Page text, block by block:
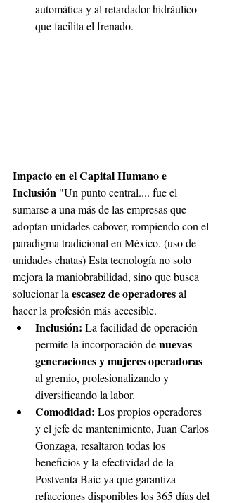
automática y al retardador hidráulico
que facilita el frenado.
Impacto en el Capital Humano e
Inclusión "Un punto central.... fue el
sumarse a una más de las empresas que
adoptan unidades cabover, rompiendo con el
paradigma tradicional en México. (uso de
unidades chatas) Esta tecnología no solo
mejora la maniobrabilidad, sino que busca
solucionar la escasez de operadores al
hacer la profesión más accesible.
Inclusión: La facilidad de operación
permite la incorporación de nuevas
generaciones y mujeres operadoras
al gremio, profesionalizando y
diversificando la labor.
Comodidad: Los propios operadores
y el jefe de mantenimiento, Juan Carlos
Gonzaga, resaltaron todas los
beneficios y la efectividad de la
Postventa Baic ya que garantiza
refacciones disponibles los 365 días del